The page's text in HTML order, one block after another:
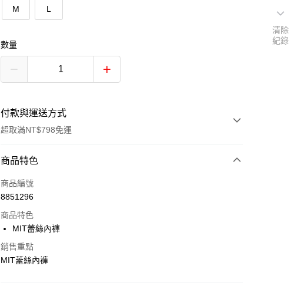
M L
數量
付款與運送方式
超取滿NT$798免運
付款方式
信用卡一次付款
LINE Pay
Apple Pay
商品特色
商品編號
8851296
商品特色
MIT蕾絲內褲
銷售重點
MIT蕾絲內褲
清除
紀錄